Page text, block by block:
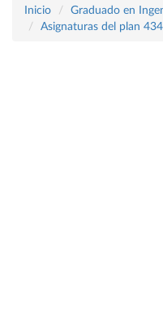
Inicio
Graduado en
Asignaturas del plan 434